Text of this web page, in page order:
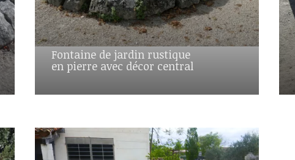
Fontaine de jardin rustique
en pierre avec décor central